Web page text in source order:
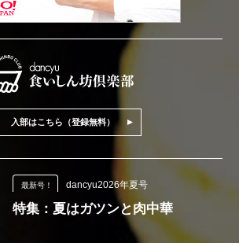
入部はこちら（登録無料）
最新号！ dancyu2026年夏号
特集：夏はガツンと肉中華